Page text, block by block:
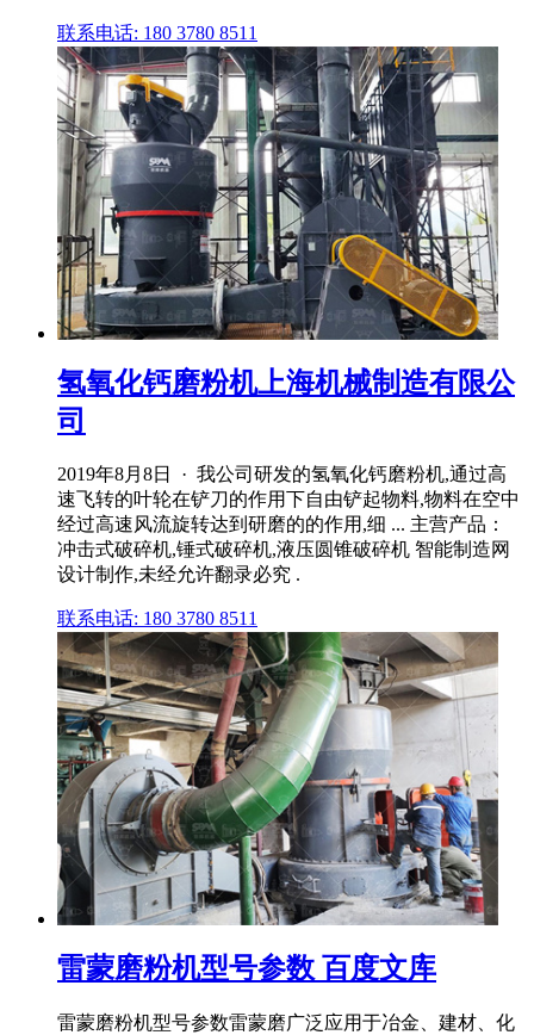
联系电话: 180 3780 8511
氢氧化钙磨粉机上海机械制造有限公
司
2019年8月8日 · 我公司研发的氢氧化钙磨粉机,通过高
速飞转的叶轮在铲刀的作用下自由铲起物料,物料在空中
经过高速风流旋转达到研磨的的作用,细 ... 主营产品：
冲击式破碎机,锤式破碎机,液压圆锥破碎机 智能制造网
设计制作,未经允许翻录必究 .
联系电话: 180 3780 8511
雷蒙磨粉机型号参数 百度文库
雷蒙磨粉机型号参数雷蒙磨广泛应用于冶金、建材、化